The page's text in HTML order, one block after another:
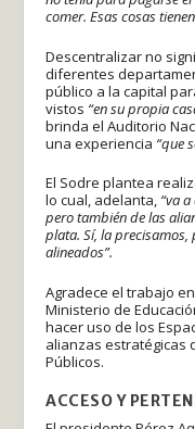
comer. Esas cosas
Descentralizar no
diferentes
público a la capital
vistos “en su propia
brinda el Auditorio
una experiencia “que
El Sodre plantea
lo cual, adelanta, “va
pero también de las
plata. Sí, la
alineados”.
Agradece el trabajo
Ministerio de
hacer uso de los
alianzas estratégicas
Públicos.
ACCESO Y